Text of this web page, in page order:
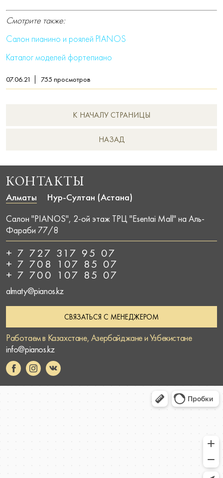
Смотрите также:
Салон пианино и роялей PIANOS
Каталог моделей фортепиано
07.06.21 755 просмотров
К НАЧАЛУ СТРАНИЦЫ
НAЗАД
КОНТАКТЫ
Алматы Нур-Султан (Астана)
Салон "PIANOS", 2-ой этаж ТРЦ "Esentai Mall" на Аль-
Фараби 77/8
+ 7 727 317 95 07
+ 7 708 107 85 07
+ 7 700 107 85 07
almaty@pianos.kz
СВЯЗАТЬСЯ С МЕНЕДЖЕРОМ
Работаем в Казахстане, Азербайджане и Узбекистане
info@pianos.kz